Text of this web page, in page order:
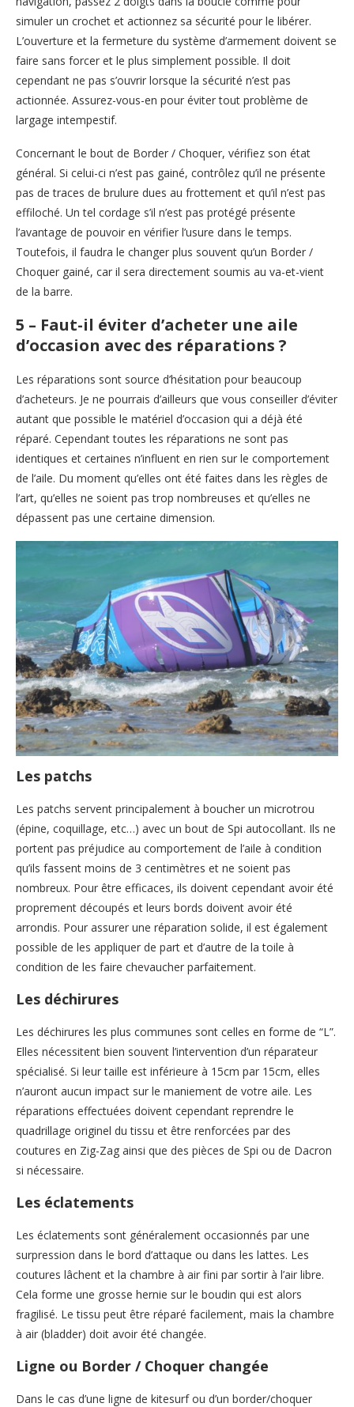
simuler un crochet et actionnez sa sécurité pour le libérer.
L’ouverture et la fermeture du système d’armement doivent se
faire sans forcer et le plus simplement possible. Il doit
cependant ne pas s’ouvrir lorsque la sécurité n’est pas
actionnée. Assurez-vous-en pour éviter tout problème de
largage intempestif.
Concernant le bout de Border / Choquer, vérifiez son état
général. Si celui-ci n’est pas gainé, contrôlez qu’il ne présente
pas de traces de brulure dues au frottement et qu’il n’est pas
effiloché. Un tel cordage s’il n’est pas protégé présente
l’avantage de pouvoir en vérifier l’usure dans le temps.
Toutefois, il faudra le changer plus souvent qu’un Border /
Choquer gainé, car il sera directement soumis au va-et-vient
de la barre.
5 – Faut-il éviter d’acheter une aile
d’occasion avec des réparations ?
Les réparations sont source d’hésitation pour beaucoup
d’acheteurs. Je ne pourrais d’ailleurs que vous conseiller d’éviter
autant que possible le matériel d’occasion qui a déjà été
réparé. Cependant toutes les réparations ne sont pas
identiques et certaines n’influent en rien sur le comportement
de l’aile. Du moment qu’elles ont été faites dans les règles de
l’art, qu’elles ne soient pas trop nombreuses et qu’elles ne
dépassent pas une certaine dimension.
Les patchs
Les patchs servent principalement à boucher un microtrou
(épine, coquillage, etc…) avec un bout de Spi autocollant. Ils ne
portent pas préjudice au comportement de l’aile à condition
qu’ils fassent moins de 3 centimètres et ne soient pas
nombreux. Pour être efficaces, ils doivent cependant avoir été
proprement découpés et leurs bords doivent avoir été
arrondis. Pour assurer une réparation solide, il est également
possible de les appliquer de part et d’autre de la toile à
condition de les faire chevaucher parfaitement.
Les déchirures
Les déchirures les plus communes sont celles en forme de “L”.
Elles nécessitent bien souvent l’intervention d’un réparateur
spécialisé. Si leur taille est inférieure à 15cm par 15cm, elles
n’auront aucun impact sur le maniement de votre aile. Les
réparations effectuées doivent cependant reprendre le
quadrillage originel du tissu et être renforcées par des
coutures en Zig-Zag ainsi que des pièces de Spi ou de Dacron
si nécessaire.
Les éclatements
Les éclatements sont généralement occasionnés par une
surpression dans le bord d’attaque ou dans les lattes. Les
coutures lâchent et la chambre à air fini par sortir à l’air libre.
Cela forme une grosse hernie sur le boudin qui est alors
fragilisé. Le tissu peut être réparé facilement, mais la chambre
à air (bladder) doit avoir été changée.
Ligne ou Border / Choquer changée
Dans le cas d’une ligne de kitesurf ou d’un border/choquer